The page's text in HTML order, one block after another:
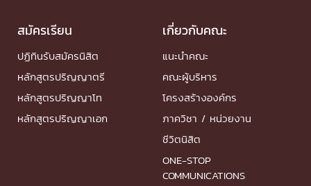
สมัครเรียน
ปฏิทินรับสมัครนิสิต
หลักสูตรปริญญาตรี
หลักสูตรปริญญาโท
หลักสูตรปริญญาเอก
เกี่ยวกับคณะ
แนะนำคณะ
คณะผู้บริหาร
โครงสร้างองค์กร
ภาควิชา / หน่วยงาน
ชีวิตนิสิต
ONE-STOP
COMMUNICATIONS